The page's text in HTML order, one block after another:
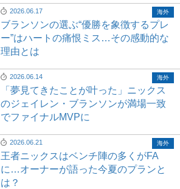
2026.06.17
ブランソンの選ぶ“優勝を象徴するプレ
ー”はハートの痛恨ミス…その感動的な
理由とは
海外
2026.06.14
「夢見てきたことが叶った」ニックス
のジェイレン・ブランソンが満場一致
でファイナルMVPに
海外
2026.06.21
王者ニックスはベンチ陣の多くがFA
に…オーナーが語った今夏のプランと
は？
海外